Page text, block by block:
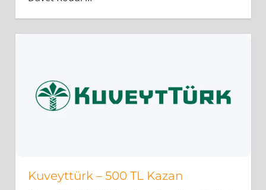
Kuveyttürk – 500 TL Kazan